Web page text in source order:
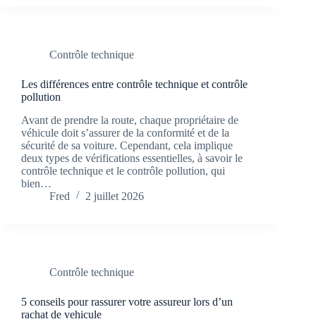
Contrôle technique
Les différences entre contrôle technique et contrôle
pollution
Avant de prendre la route, chaque propriétaire de
véhicule doit s’assurer de la conformité et de la
sécurité de sa voiture. Cependant, cela implique
deux types de vérifications essentielles, à savoir le
contrôle technique et le contrôle pollution, qui
bien…
Fred
2 juillet 2026
Contrôle technique
5 conseils pour rassurer votre assureur lors d’un
rachat de vehicule